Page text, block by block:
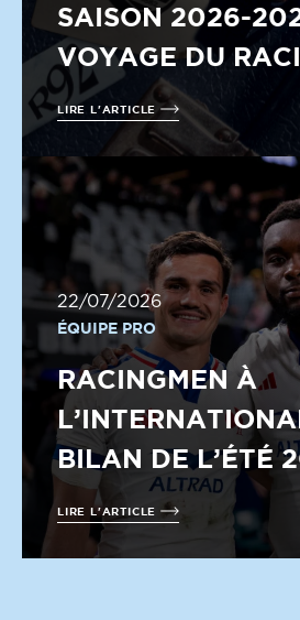
SAISON 2026-
VOYAGE DU
LIRE L'ARTICLE
22/07/2026
ÉQUIPE PRO
RACINGMEN À
BILAN DE L’ÉTÉ
LIRE L'ARTICLE